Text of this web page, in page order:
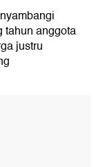
tahun anggota
justru